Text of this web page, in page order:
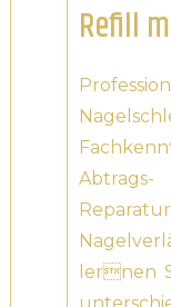
Refill
lernen